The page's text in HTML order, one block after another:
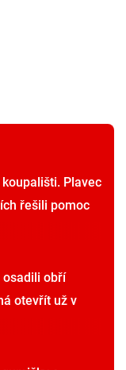
Plavec
řešili pomoc
osadili obří
otevřít už v